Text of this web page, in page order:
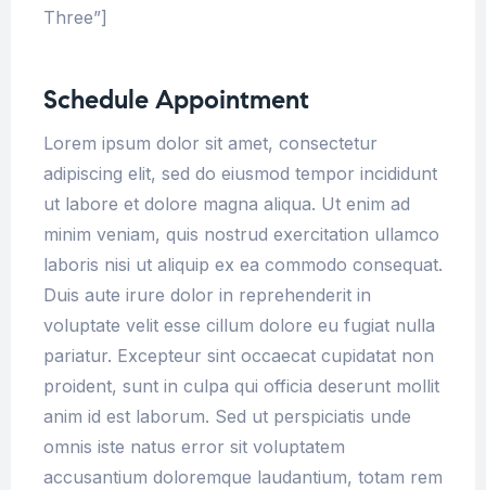
Three”]
Schedule Appointment
Lorem ipsum dolor sit amet, consectetur
adipiscing elit, sed do eiusmod tempor incididunt
ut labore et dolore magna aliqua. Ut enim ad
minim veniam, quis nostrud exercitation ullamco
laboris nisi ut aliquip ex ea commodo consequat.
Duis aute irure dolor in reprehenderit in
voluptate velit esse cillum dolore eu fugiat nulla
pariatur. Excepteur sint occaecat cupidatat non
proident, sunt in culpa qui officia deserunt mollit
anim id est laborum. Sed ut perspiciatis unde
omnis iste natus error sit voluptatem
accusantium doloremque laudantium, totam rem